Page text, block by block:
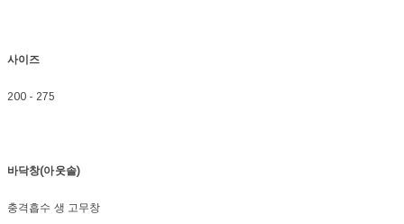
사이즈
200 - 275
바닥창(아웃솔)
충격흡수 생 고무창